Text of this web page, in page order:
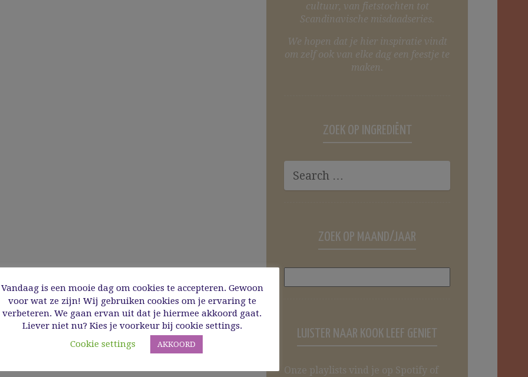
cultuur, van fietstochten tot
Scandinavische misdaadseries.
We hopen dat je hier inspiratie vindt
om zelf ook van elke dag een feestje te
maken.
ZOEK OP INGREDIËNT
ZOEK OP MAAND/JAAR
LUISTER NAAR KOOK LEEF GENIET
Onze playlists vind je op Spotify of
Vandaag is een mooie dag om cookies te accepteren. Gewoon
voor wat ze zijn! Wij gebruiken cookies om je ervaring te
verbeteren. We gaan ervan uit dat je hiermee akkoord gaat.
Liever niet nu? Kies je voorkeur bij cookie settings.
Cookie settings
AKKOORD